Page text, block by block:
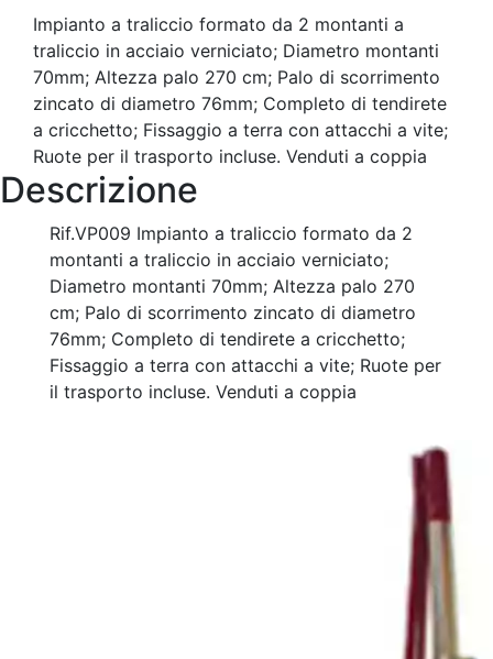
Impianto a traliccio formato da 2 montanti a
traliccio in acciaio verniciato; Diametro montanti
70mm; Altezza palo 270 cm; Palo di scorrimento
zincato di diametro 76mm; Completo di tendirete
a cricchetto; Fissaggio a terra con attacchi a vite;
Ruote per il trasporto incluse. Venduti a coppia
Descrizione
Rif.VP009 Impianto a traliccio formato da 2
montanti a traliccio in acciaio verniciato;
Diametro montanti 70mm; Altezza palo 270
cm; Palo di scorrimento zincato di diametro
76mm; Completo di tendirete a cricchetto;
Fissaggio a terra con attacchi a vite; Ruote per
il trasporto incluse. Venduti a coppia